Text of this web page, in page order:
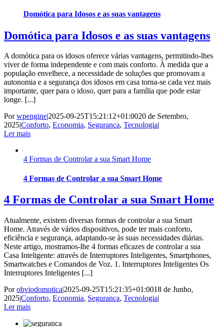
Domótica para Idosos e as suas vantagens
Domótica para Idosos e as suas vantagens
A domótica para os idosos oferece várias vantagens, permitindo-lhes
viver de forma independente e com mais conforto. À medida que a
população envelhece, a necessidade de soluções que promovam a
autonomia e a segurança dos idosos em casa torna-se cada vez mais
importante, quer para o idoso, quer para a família que pode estar
longe. [...]
Porwpengine|2025-09-25T15:21:12+01:0020 de Setembro,
2025|Conforto, Economia, Segurança, Tecnologia|
Ler mais
4 Formas de Controlar a sua Smart Home
4 Formas de Controlar a sua Smart Home
4 Formas de Controlar a sua Smart Home
Atualmente, existem diversas formas de controlar a sua Smart
Home. Através de vários dispositivos, pode ter mais conforto,
eficiência e segurança, adaptando-se às suas necessidades diárias.
Neste artigo, mostramos-lhe 4 formas eficazes de controlar a sua
Casa Inteligente: através de Interruptores Inteligentes, Smartphones,
Smartwatches e Comandos de Voz. 1. Interruptores Inteligentes Os
Interruptores Inteligentes [...]
Porobviodomotica|2025-09-25T15:21:35+01:0018 de Junho,
2025|Conforto, Economia, Segurança, Tecnologia|
Ler mais